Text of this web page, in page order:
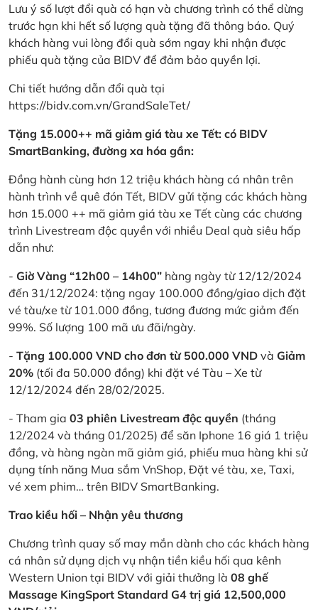
Lưu ý số lượt đổi quà có hạn và chương trình có thể dừng
trước hạn khi hết số lượng quà tặng đã thông báo. Quý
khách hàng vui lòng đổi quà sớm ngay khi nhận được
phiếu quà tặng của BIDV để đảm bảo quyền lợi.
Chi tiết hướng dẫn đổi quà tại
https://bidv.com.vn/GrandSaleTet/
Tặng 15.000++ mã giảm giá tàu xe Tết: có BIDV
SmartBanking, đường xa hóa gần:
Đồng hành cùng hơn 12 triệu khách hàng cá nhân trên
hành trình về quê đón Tết, BIDV gửi tặng các khách hàng
hơn 15.000 ++ mã giảm giá tàu xe Tết cùng các chương
trình Livestream độc quyền với nhiều Deal quà siêu hấp
dẫn như:
- Giờ Vàng “12h00 – 14h00” hàng ngày từ 12/12/2024
đến 31/12/2024: tặng ngay 100.000 đồng/giao dịch đặt
vé tàu/xe từ 101.000 đồng, tương đương mức giảm đến
99%. Số lượng 100 mã ưu đãi/ngày.
- Tặng 100.000 VND cho đơn từ 500.000 VND và Giảm
20% (tối đa 50.000 đồng) khi đặt vé Tàu – Xe từ
12/12/2024 đến 28/02/2025.
- Tham gia 03 phiên Livestream độc quyền (tháng
12/2024 và tháng 01/2025) để săn Iphone 16 giá 1 triệu
đồng, và hàng ngàn mã giảm giá, phiếu mua hàng khi sử
dụng tính năng Mua sắm VnShop, Đặt vé tàu, xe, Taxi,
vé xem phim… trên BIDV SmartBanking.
Trao kiều hối – Nhận yêu thương
Chương trình quay số may mắn dành cho các khách hàng
cá nhân sử dụng dịch vụ nhận tiền kiều hối qua kênh
Western Union tại BIDV với giải thưởng là 08 ghế
Massage KingSport Standard G4 trị giá 12,500,000